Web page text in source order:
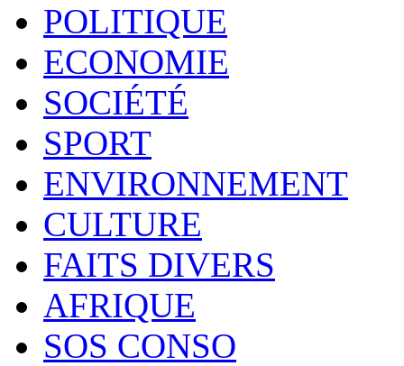
POLITIQUE
ECONOMIE
SOCIÉTÉ
SPORT
ENVIRONNEMENT
CULTURE
FAITS DIVERS
AFRIQUE
SOS CONSO